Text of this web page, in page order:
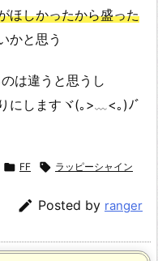
ほしかったから盛った
かと思う
は違うと思うし
にしますヾ(｡>﹏<｡)ﾉﾞ
 FF  ラッピーシャイン
 Posted by ranger